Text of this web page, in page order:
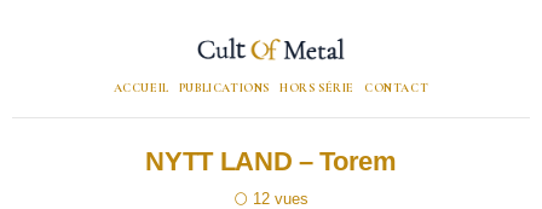
ACCUEIL PUBLICATIONS HORS SÉRIE CONTACT
NYTT LAND – Torem
12